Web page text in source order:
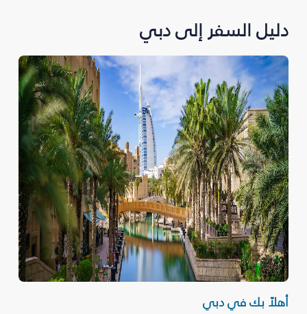
دليل السفر إلى دبي
أهلاً بك في دبي